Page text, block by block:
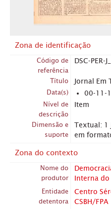
Zona de identificação
Código de
referência
DSC-PER-
Título Jornal Em
Data(s) 00-11-
Nível de
descrição
Item
Dimensão e
suporte
Textual: 1
em
Zona do contexto
Nome do
produtor
Interna do
Entidade
detentora
Centro
CSBH/FPA